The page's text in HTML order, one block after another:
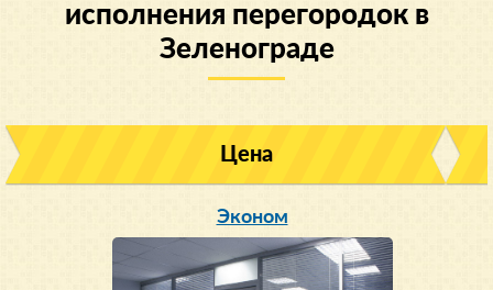
исполнения перегородок в
Зеленограде
Цена
Эконом